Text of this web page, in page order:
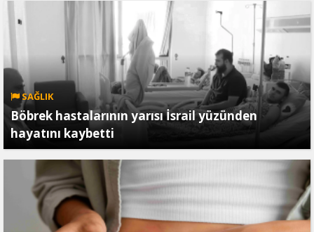
SAĞLIK
Böbrek hastalarının yarısı İsrail yüzünden
hayatını kaybetti